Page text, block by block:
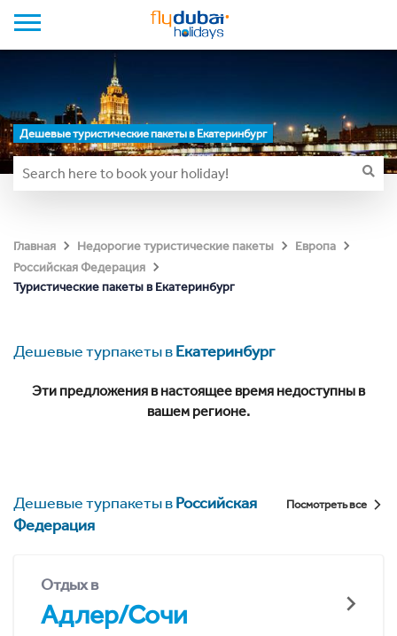
Дешевые туристические пакеты в Екатеринбург
Главная Недорогие туристические пакеты
Европа
Российская Федерация
Туристические пакеты в Екатеринбург
Дешевые турпакеты вЕкатеринбург
Эти предложения в настоящее время недоступны в
вашем регионе.
Дешевые турпакеты вРоссийская
Федерация
Посмотреть все
Отдых в
Адлер/Сочи